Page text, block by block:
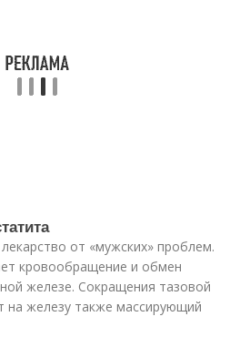
от «мужских» проблем.
кровообращение и обмен
железе. Сокращения тазовой
на железу также массирующий